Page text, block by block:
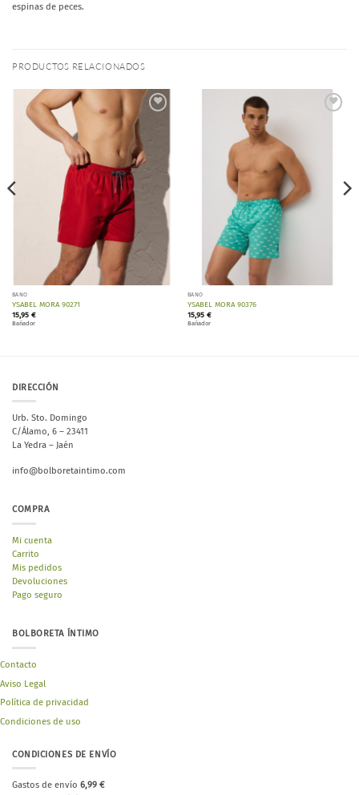
espinas de peces.
PRODUCTOS RELACIONADOS
deseos
BAÑO
YSABEL MORA 90271
15,95 €
Bañador
BAÑO
YSABEL MORA 90376
15,95 €
Bañador
DIRECCIÓN
Urb. Sto. Domingo
C/Álamo, 6 – 23411
La Yedra – Jaén
info@bolboretaintimo.com
COMPRA
Mi cuenta
Carrito
Mis pedidos
Devoluciones
Pago seguro
BOLBORETA ÍNTIMO
Contacto
Aviso Legal
Política de privacidad
Condiciones de uso
CONDICIONES DE ENVÍO
Gastos de envío 6,99 €